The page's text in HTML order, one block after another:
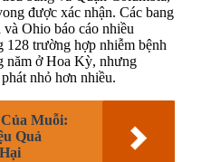
được xác nhận. Các bang
Ohio báo cáo nhiều
128 trường hợp nhiễm bệnh
năm ở Hoa Kỳ, nhưng
nhỏ hơn nhiều.
Muỗi:
Quả